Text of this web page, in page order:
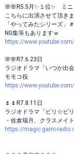
🌸🌸R5.5月✨１位✨ ミニ
こちらに出演させて頂き
「やってみたシリーズ」
NG集等もありますｗ
https://
🌸🌸R7.6.23日
ラジオドラマ「いつか出
モモコ役
https://
🌷🌷R7.8.11日
ラジオドラマ「ビリ☆ビリ
・佐倉瑞月、クラスメイ
https://magic.gami-